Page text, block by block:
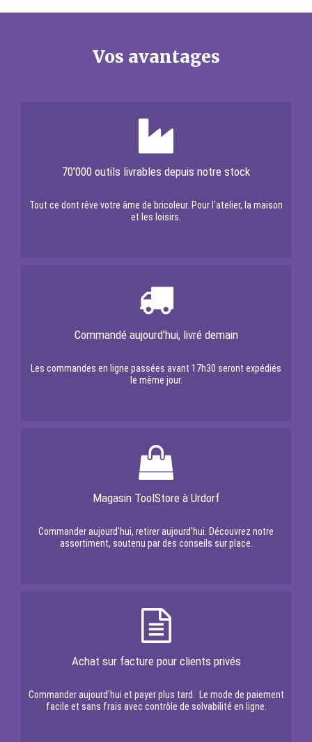
Vos avantages
70'000 outils livrables depuis notre stock
Tout ce dont rêve votre âme de bricoleur. Pour l'atelier, la maison
et les loisirs.
Commandé aujourd'hui, livré demain
Les commandes en ligne passées avant 17h30 seront expédiés
le même jour.
Magasin ToolStore à Urdorf
Commander aujourd'hui, retirer aujourd'hui. Découvrez notre
assortiment, soutenu par des conseils sur place.
Achat sur facture pour clients privés
Commander aujourd'hui et payer plus tard. Le mode de paiement
facile et sans frais avec contrôle de solvabilité en ligne.